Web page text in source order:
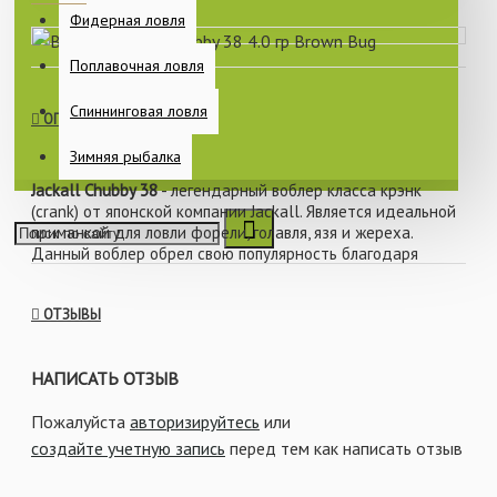
Фидерная ловля
Поплавочная ловля
Спиннинговая ловля
Зимняя рыбалка
ОПИСАНИЕ
Jackall Chubby 38- легендарный воблер класса крэнк
(crank) от японской компании Jackall. Является идеальной
приманкой для ловли форели, голавля, язя и жереха.
Данный воблер обрел свою популярность благодаря
ловить этим воблером даже на неглубоких водоемах. У
За счет этого и появился широкий выбор расцветок,
зависимости от условий ловли.
ОТЗЫВЫ
НАПИСАТЬ ОТЗЫВ
Пожалуйста авторизируйтесь или
создайте учетную запись перед тем как написать отзыв